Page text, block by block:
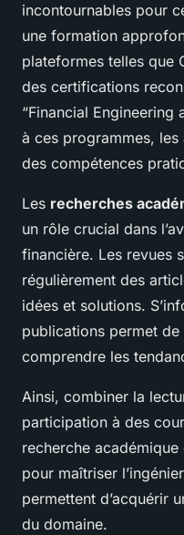
incontournables pour
une formation
plateformes telles que
des certifications
“Financial Engineering
à ces programmes,
des compétences
Les recherches
un rôle crucial dans
financière. Les revues
régulièrement des
idées et solutions.
publications permet
comprendre les
Ainsi, combiner la
participation à des
recherche
pour maîtriser
permettent d’acquérir
du domaine.